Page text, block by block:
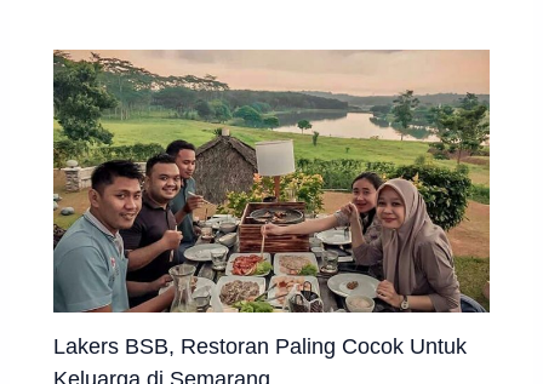
Lakers BSB, Restoran Paling Cocok Untuk